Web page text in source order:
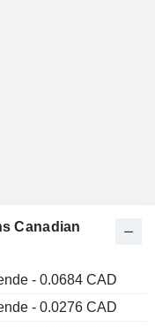
Canadian
- 0.0684 CAD
- 0.0276 CAD